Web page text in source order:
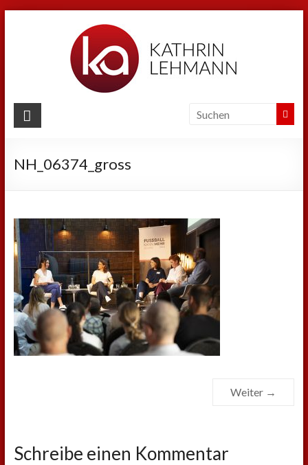
Kathrin
Sport
Privat
NH_06374_gross
Weiter →
Schreibe einen Kommentar